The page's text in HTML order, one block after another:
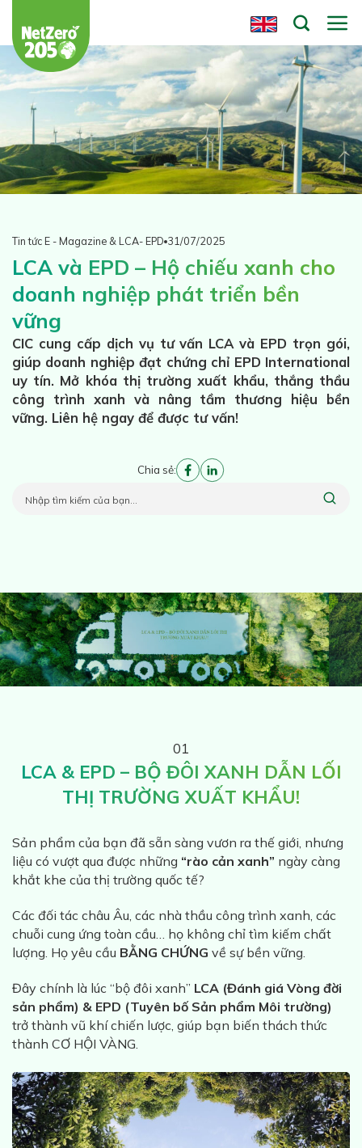
đến
nội
dung
Tin tức E - Magazine & LCA- EPD 31/07/2025
LCA và EPD – Hộ chiếu xanh cho
doanh nghiệp phát triển bền
vững
CIC cung cấp dịch vụ tư vấn LCA và EPD trọn gói,
giúp doanh nghiệp đạt chứng chỉ EPD International
uy tín. Mở khóa thị trường xuất khẩu, thắng thầu
công trình xanh và nâng tầm thương hiệu bền
vững. Liên hệ ngay để được tư vấn!
Chia sẻ:
01
LCA & EPD – BỘ ĐÔI XANH DẪN LỐI
THỊ TRƯỜNG XUẤT KHẨU!
Sản phẩm của bạn đã sẵn sàng vươn ra thế giới, nhưng
liệu có vượt qua được những “rào cản xanh” ngày càng
khắt khe của thị trường quốc tế?
Các đối tác châu Âu, các nhà thầu công trình xanh, các
chuỗi cung ứng toàn cầu… họ không chỉ tìm kiếm chất
lượng. Họ yêu cầu BẰNG CHỨNG về sự bền vững.
Đây chính là lúc “bộ đôi xanh” LCA (Đánh giá Vòng đời
sản phẩm) & EPD (Tuyên bố Sản phẩm Môi trường)
trở thành vũ khí chiến lược, giúp bạn biến thách thức
thành CƠ HỘI VÀNG.